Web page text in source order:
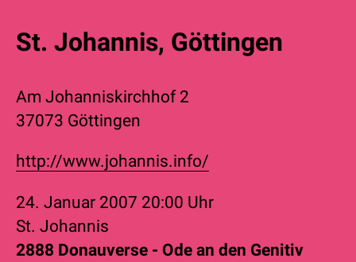
St. Johannis, Göttingen
Am Johanniskirchhof 2
37073 Göttingen
http://www.johannis.info/
24. Januar 2007 20:00 Uhr
St. Johannis
2888 Donauverse - Ode an den Genitiv